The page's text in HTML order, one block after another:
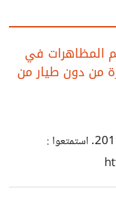
المظاهرات في
من دون طيار من
المظاهرات بتاريخ الجمعة 15 مارس 2019. استمتعوا :